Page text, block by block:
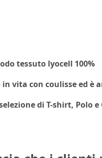
tessuto lyocell 100%
vita con coulisse ed è
di T-shirt, Polo